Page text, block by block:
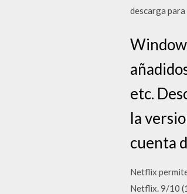
descarga
etc.
la
cuenta
Netflix
Netflix. 9/10